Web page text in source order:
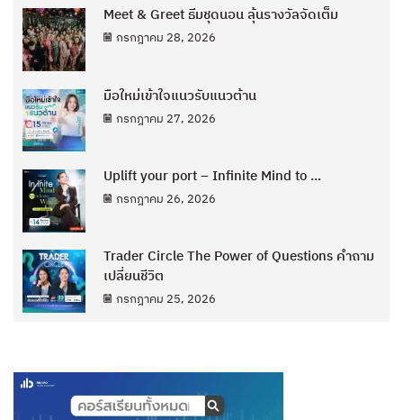
Meet & Greet ธีมชุดนอน ลุ้นรางวัลจัดเต็ม
กรกฎาคม 28, 2026
มือใหม่เข้าใจแนวรับแนวต้าน
กรกฎาคม 27, 2026
Uplift your port – Infinite Mind to ...
กรกฎาคม 26, 2026
Trader Circle The Power of Questions คำถาม
เปลี่ยนชีวิต
กรกฎาคม 25, 2026